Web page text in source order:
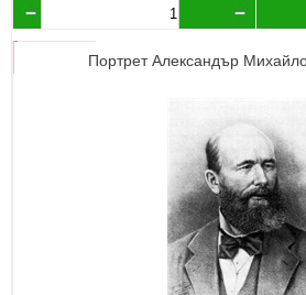
Портрет Александър